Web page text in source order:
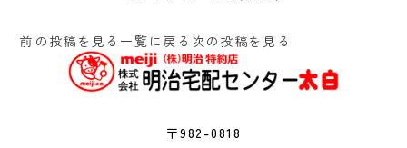
前の投稿を見る 一覧に戻る 次の投稿を見る
〒982-0818